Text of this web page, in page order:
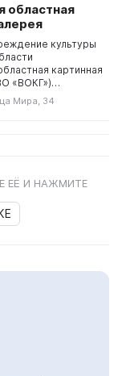
областная
культуры
картинная
картинная
в 1952 году на
Мира, 34
ЕЁ И НАЖМИТЕ